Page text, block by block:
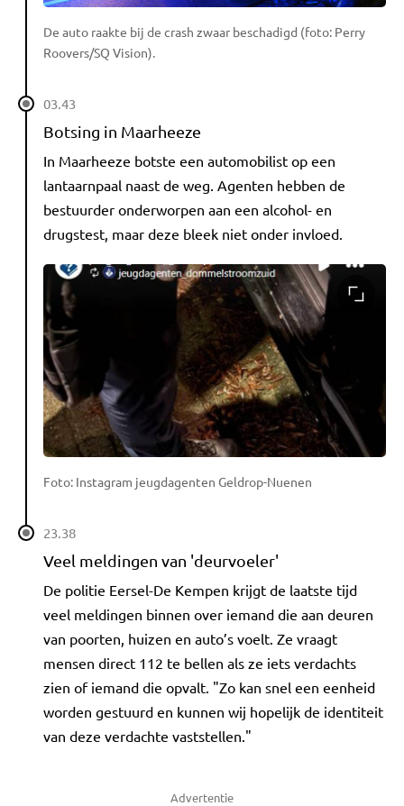
De auto raakte bij de crash zwaar beschadigd (foto: Perry
Roovers/SQ Vision).
03.43
Botsing in Maarheeze
In Maarheeze botste een automobilist op een
lantaarnpaal naast de weg. Agenten hebben de
bestuurder onderworpen aan een alcohol- en
drugstest, maar deze bleek niet onder invloed.
Foto: Instagram jeugdagenten Geldrop-Nuenen
23.38
Veel meldingen van 'deurvoeler'
De politie Eersel-De Kempen krijgt de laatste tijd
veel meldingen binnen over iemand die aan deuren
van poorten, huizen en auto’s voelt. Ze vraagt
mensen direct 112 te bellen als ze iets verdachts
zien of iemand die opvalt. "Zo kan snel een eenheid
worden gestuurd en kunnen wij hopelijk de identiteit
van deze verdachte vaststellen."
Advertentie